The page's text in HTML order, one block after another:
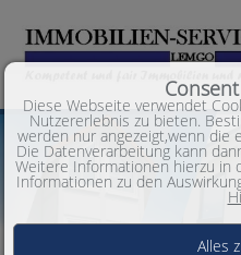
Diese Webseite verwendet
Nutzererlebnis zu bieten.
werden nur angezeigt,wenn
Die Datenverarbeitung kann
Weitere Informationen hierzu in
Informationen zu den